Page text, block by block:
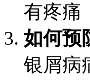
有疼痛
如何预
银屑病